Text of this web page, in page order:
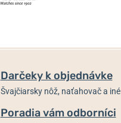
Darčeky k objednávke
Švajčiarsky nôž, naťahovač a iné
Poradia vám odborníci